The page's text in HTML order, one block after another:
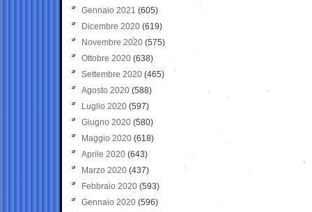
Gennaio 2021 (605)
Dicembre 2020 (619)
Novembre 2020 (575)
Ottobre 2020 (638)
Settembre 2020(465)
Agosto 2020 (588)
Luglio 2020 (597)
Giugno 2020 (580)
Maggio 2020 (618)
Aprile 2020 (643)
Marzo 2020 (437)
Febbraio 2020 (593)
Gennaio 2020 (596)